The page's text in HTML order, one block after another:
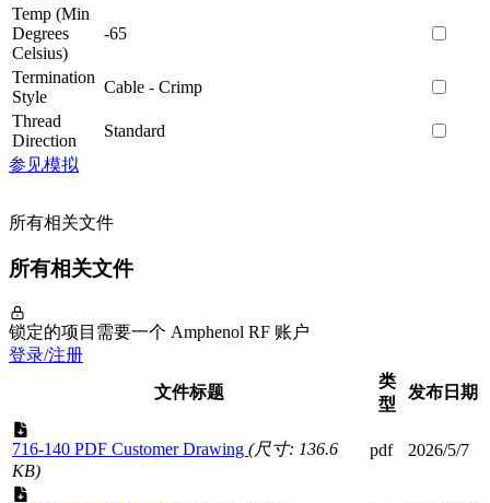
Temp (Min
Degrees
Celsius)
-65
Termination
Style
Cable - Crimp
Thread
Direction
Standard
参见模拟
所有相关文件
所有相关文件
锁定的项目需要一个 Amphenol RF 账户
登录/注册
文件标题
类
型
发布日期
716-140 PDF Customer Drawing (尺寸: 136.6
KB)
pdf 2026/5/7